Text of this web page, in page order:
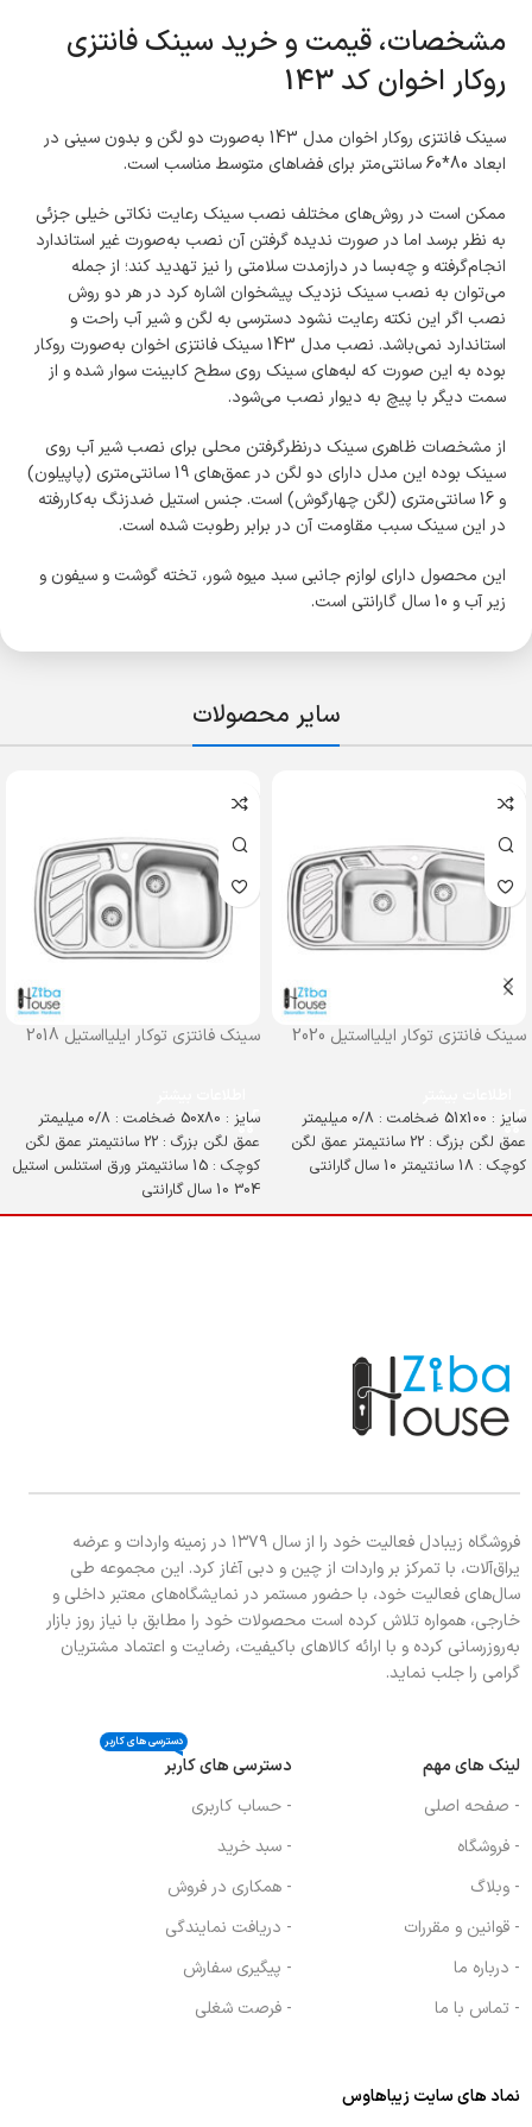
مشخصات، قیمت و خرید سینک فانتزی
روکار اخوان کد 143
سینک فانتزی روکار اخوان مدل 143 به‌صورت دو لگن و بدون سینی در
ابعاد 80*60 سانتی‌متر برای فضاهای متوسط مناسب است.
ممکن است در روش‌های مختلف نصب سینک رعایت نکاتی خیلی جزئی
به نظر برسد اما در صورت ندیده گرفتن آن نصب به‌صورت غیر استاندارد
انجام‌گرفته و چه‌بسا در درازمدت سلامتی را نیز تهدید کند؛ از جمله
می‌توان به نصب سینک نزدیک پیشخوان اشاره کرد در هر دو روش
نصب اگر این نکته رعایت نشود دسترسی به لگن و شیر آب راحت و
استاندارد نمی‌باشد. نصب مدل 143 سینک فانتزی اخوان به‌صورت روکار
بوده به این صورت که لبه‌های سینک روی سطح کابینت سوار شده و از
سمت دیگر با پیچ به دیوار نصب می‌شود.
از مشخصات ظاهری سینک درنظرگرفتن محلی برای نصب شیر آب روی
سینک بوده این مدل دارای دو لگن در عمق‌های 19 سانتی‌متری (پاپیلون)
و 16 سانتی‌متری (لگن چهارگوش) است. جنس استیل ضدزنگ به‌کاررفته
در این سینک سبب مقاومت آن در برابر رطوبت شده است.
این محصول دارای لوازم جانبی سبد میوه شور، تخته گوشت و سیفون و
زیر آب و 10 سال گارانتی است.
سایر محصولات
سینک فانتزی توکار ایلیااستیل 2020
سایز : 51x100 ضخامت : 0/8 میلیمتر
عمق لگن بزرگ : 22 سانتیمتر عمق لگن
کوچک : 18 سانتیمتر 10 سال گارانتی
سینک فانتزی توکار ایلیااستیل 2018
سایز : 50x80 ضخامت : 0/8 میلیمتر
عمق لگن بزرگ : 22 سانتیمتر عمق لگن
کوچک : 15 سانتیمتر ورق استنلس استیل
304 10 سال گارانتی
فروشگاه زیبادل فعالیت خود را از سال ۱۳۷۹ در زمینه واردات و عرضه
یراق‌آلات، با تمرکز بر واردات از چین و دبی آغاز کرد. این مجموعه طی
سال‌های فعالیت خود، با حضور مستمر در نمایشگاه‌های معتبر داخلی و
خارجی، همواره تلاش کرده است محصولات خود را مطابق با نیاز روز بازار
به‌روزرسانی کرده و با ارائه کالاهای باکیفیت، رضایت و اعتماد مشتریان
گرامی را جلب نماید.
لینک های مهم
- صفحه اصلی
- فروشگاه
- وبلاگ
- قوانین و مقررات
- درباره ما
- تماس با ما
دسترسی های کاربر
دسترسی های کاربر
- حساب کاربری
- سبد خرید
- همکاری در فروش
- دریافت نمایندگی
- پیگیری سفارش
- فرصت شغلی
نماد های سایت زیباهاوس